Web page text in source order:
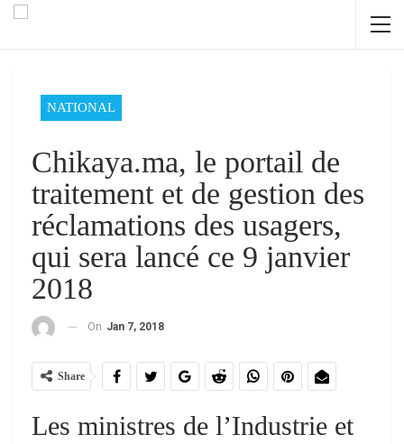
NATIONAL
Chikaya.ma, le portail de
traitement et de gestion des
réclamations des usagers,
qui sera lancé ce 9 janvier
2018
On Jan 7, 2018
Share
Les ministres de l’Industrie et